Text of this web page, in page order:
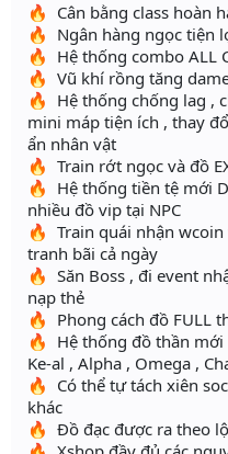
🔥 Cân bằng class hoàn
🔥 Ngân hàng ngọc tiện
🔥 Hệ thống combo ALL
🔥 Vũ khí rồng tăng
🔥 Hệ thống chống lag ,
mini máp tiện ích , thay
ẩn nhân vật
🔥 Train rớt ngọc và đồ
🔥 Hệ thống tiền tệ mới
nhiều đồ vip tại NPC
🔥 Train quái nhận
tranh bãi cả ngày
🔥 Săn Boss , đi event
nạp thẻ
🔥 Phong cách đồ FULL
🔥 Hệ thống đồ thần mới
Ke-al , Alpha , Omega ,
🔥 Có thể tự tách xiên
khác
🔥 Đồ đạc được ra theo